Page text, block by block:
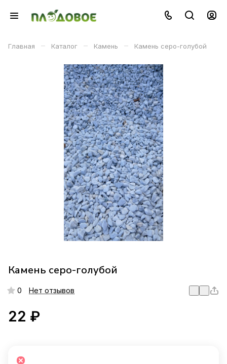
Главная – Каталог – Камень – Камень серо-голубой
Камень серо-голубой
0 Нет отзывов
22 ₽